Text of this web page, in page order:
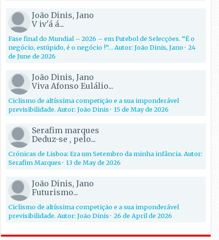
João Dinis, Jano
V iv'á á...
Fase final do Mundial – 2026 – em Futebol de Selecções. “É o
negócio, estúpido, é o negócio !”… Autor: João Dinis, Jano·24
de June de 2026
João Dinis, Jano
Viva Afonso Eulálio...
Ciclismo de altíssima competição e a sua imponderável
previsibilidade. Autor: João Dinis·15 de May de 2026
Serafim marques
Deduz-se , pelo...
Crónicas de Lisboa: Era um Setembro da minha infância. Autor:
Serafim Marques·13 de May de 2026
João Dinis, Jano
Futurismo...
Ciclismo de altíssima competição e a sua imponderável
previsibilidade. Autor: João Dinis·26 de April de 2026